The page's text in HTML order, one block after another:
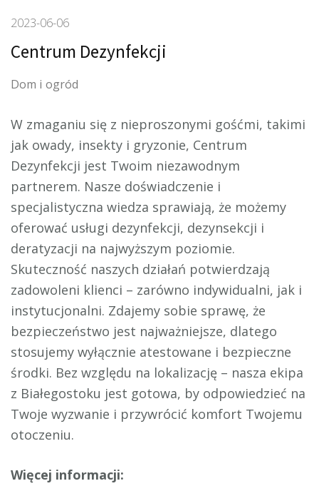
2023-06-06
Centrum Dezynfekcji
Dom i ogród
W zmaganiu się z nieproszonymi gośćmi, takimi
jak owady, insekty i gryzonie, Centrum
Dezynfekcji jest Twoim niezawodnym
partnerem. Nasze doświadczenie i
specjalistyczna wiedza sprawiają, że możemy
oferować usługi dezynfekcji, dezynsekcji i
deratyzacji na najwyższym poziomie.
Skuteczność naszych działań potwierdzają
zadowoleni klienci – zarówno indywidualni, jak i
instytucjonalni. Zdajemy sobie sprawę, że
bezpieczeństwo jest najważniejsze, dlatego
stosujemy wyłącznie atestowane i bezpieczne
środki. Bez względu na lokalizację – nasza ekipa
z Białegostoku jest gotowa, by odpowiedzieć na
Twoje wyzwanie i przywrócić komfort Twojemu
otoczeniu.
Więcej informacji: